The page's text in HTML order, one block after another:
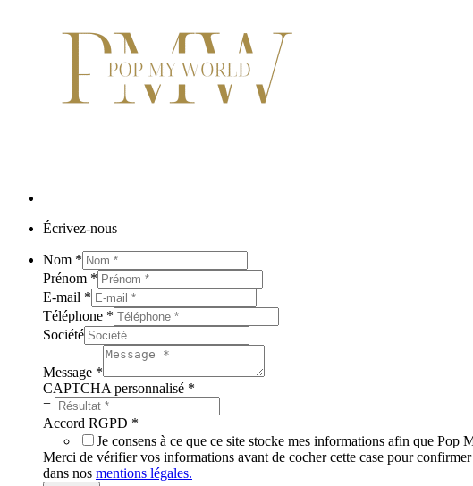
Écrivez-nous
Nom *
Prénom *
E-mail *
Téléphone *
Société
Message *
CAPTCHA personnalisé *
=
Accord RGPD *
Je consens à ce que ce site stocke mes informations afin que Pop
Merci de vérifier vos informations avant de cocher cette case pour
dans nos mentions légales.